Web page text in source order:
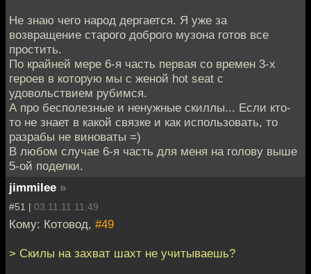
Не знаю чего народ дергается. Я уже за
возвращение старого доброго музона готов все
простить.
По крайней мере 6-я часть первая со времен 3-х
героев в которую мы с женой hot seat с
удовольствием рубимся.
А про бесполезные и ненужные скиллы... Если кто-
то не знает в какой связке и как использовать, то
разрабы не виноваты =)
В любом случае 6-я часть для меня на голову выше
5-ой поделки.
jimmilee »
#51 | 03.11.11 11:49
Кому: Котовод, #49
> Скилы на захват шахт не учитываешь?